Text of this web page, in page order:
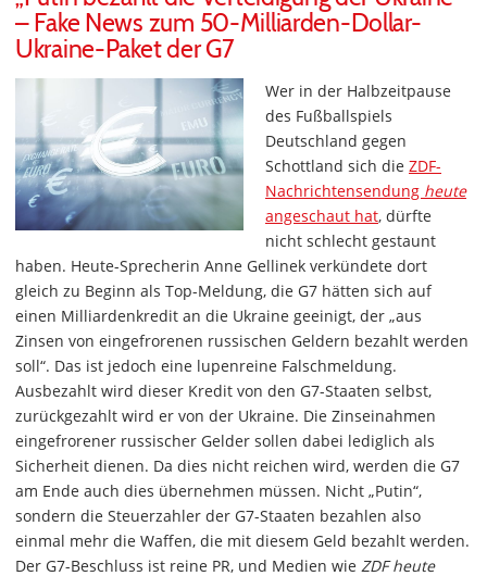
– Fake News zum 50-Milliarden-Dollar-
Ukraine-Paket der G7
Wer in der Halbzeitpause
des Fußballspiels
Deutschland gegen
Schottland sich die ZDF-
Nachrichtensendung heute
angeschaut hat, dürfte
nicht schlecht gestaunt
haben. Heute-Sprecherin Anne Gellinek verkündete dort
gleich zu Beginn als Top-Meldung, die G7 hätten sich auf
einen Milliardenkredit an die Ukraine geeinigt, der „aus
Zinsen von eingefrorenen russischen Geldern bezahlt werden
soll“. Das ist jedoch eine lupenreine Falschmeldung.
Ausbezahlt wird dieser Kredit von den G7-Staaten selbst,
zurückgezahlt wird er von der Ukraine. Die Zinseinahmen
eingefrorener russischer Gelder sollen dabei lediglich als
Sicherheit dienen. Da dies nicht reichen wird, werden die G7
am Ende auch dies übernehmen müssen. Nicht „Putin“,
sondern die Steuerzahler der G7-Staaten bezahlen also
einmal mehr die Waffen, die mit diesem Geld bezahlt werden.
Der G7-Beschluss ist reine PR, und Medien wie ZDF heute